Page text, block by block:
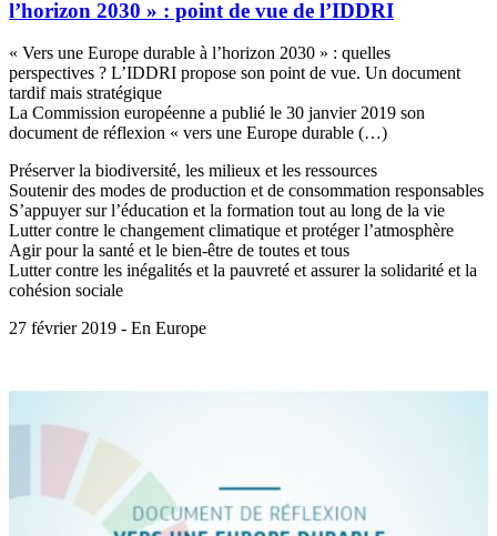
l’horizon 2030 » : point de vue de l’IDDRI
« Vers une Europe durable à l’horizon 2030 » : quelles
perspectives ? L’IDDRI propose son point de vue. Un document
tardif mais stratégique
La Commission européenne a publié le 30 janvier 2019 son
document de réflexion « vers une Europe durable (…)
Préserver la biodiversité, les milieux et les ressources
Soutenir des modes de production et de consommation responsables
S’appuyer sur l’éducation et la formation tout au long de la vie
Lutter contre le changement climatique et protéger l’atmosphère
Agir pour la santé et le bien-être de toutes et tous
Lutter contre les inégalités et la pauvreté et assurer la solidarité et la
cohésion sociale
27 février 2019 - En Europe